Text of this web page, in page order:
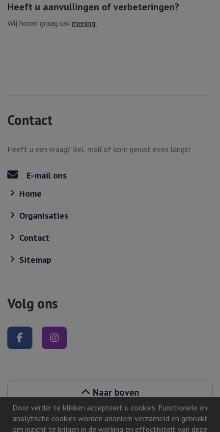
Door verder te klikken accepteert u cookies. Functionele en
analytische cookies worden anoniem verzameld en gebruikt
om inzicht te krijgen in de werking en effectiviteit van deze
Heeft u aanvullingen of verbeteringen?
Wij horen graag uw mening.
Contact
Heeft u een vraag? Bel, mail of kom gerust even langs!
E-mail ons
Home
Organisaties
Contact
Sitemap
Volg ons
Volg ons op Facebook
Naar boven